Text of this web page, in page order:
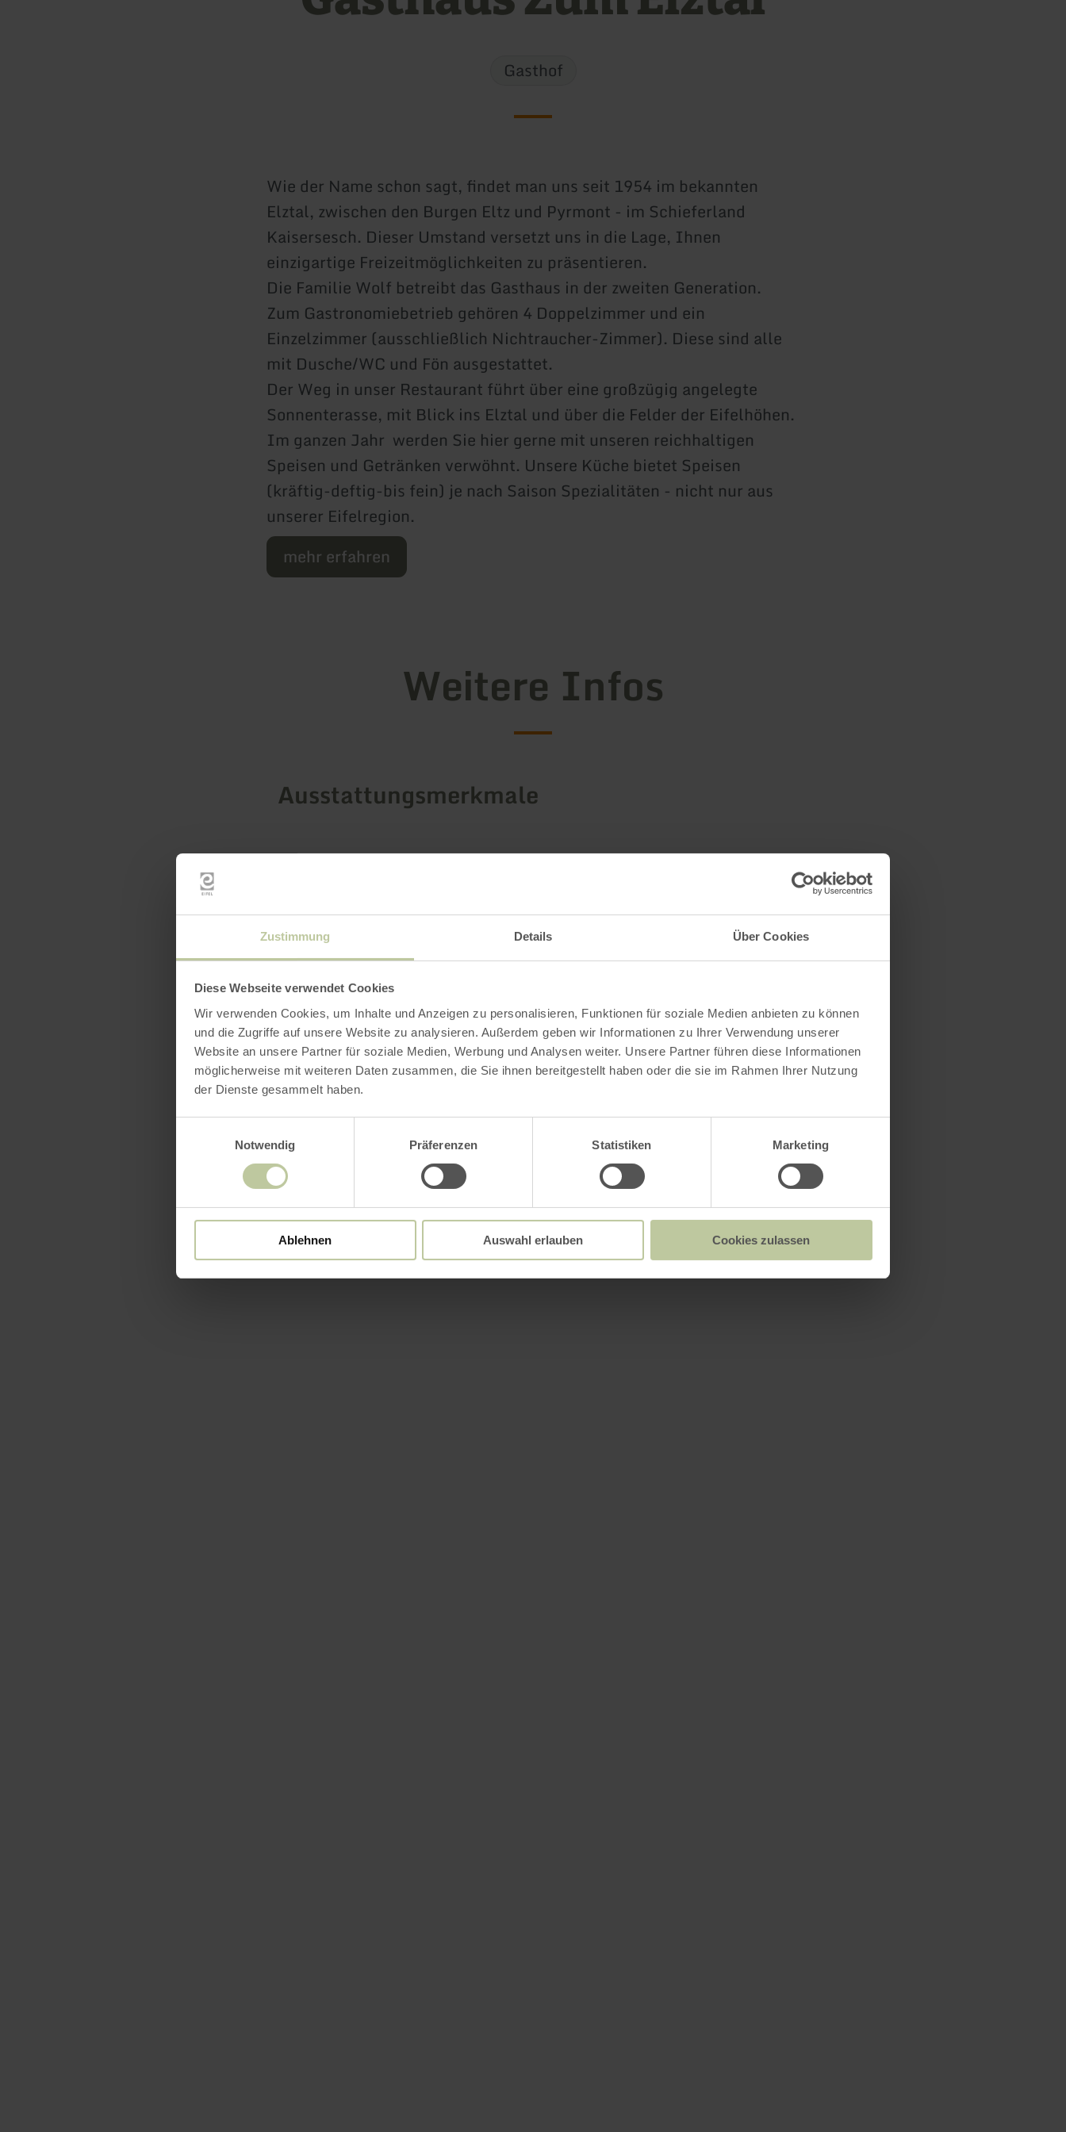
Zustimmung Details Über Cookies
Diese Webseite verwendet Cookies
Wir verwenden Cookies, um Inhalte und Anzeigen zu personalisieren, Funktionen für soziale Medien anbieten zu können
und die Zugriffe auf unsere Website zu analysieren. Außerdem geben wir Informationen zu Ihrer Verwendung unserer
Website an unsere Partner für soziale Medien, Werbung und Analysen weiter. Unsere Partner führen diese Informationen
möglicherweise mit weiteren Daten zusammen, die Sie ihnen bereitgestellt haben oder die sie im Rahmen Ihrer Nutzung
der Dienste gesammelt haben.
Notwendig
Präferenzen Statistiken Marketing
Ablehnen Auswahl erlauben Cookies zulassen
Gasthof
Wie der Name schon sagt, findet man uns seit 1954 im bekannten
Elztal, zwischen den Burgen Eltz und Pyrmont - im Schieferland
Kaisersesch. Dieser Umstand versetzt uns in die Lage, Ihnen
einzigartige Freizeitmöglichkeiten zu präsentieren.
Die Familie Wolf betreibt das Gasthaus in der zweiten Generation.
Zum Gastronomiebetrieb gehören 4 Doppelzimmer und ein
Einzelzimmer (ausschließlich Nichtraucher-Zimmer). Diese sind alle
mit Dusche/WC und Fön ausgestattet.
Der Weg in unser Restaurant führt über eine großzügig angelegte
Sonnenterasse, mit Blick ins Elztal und über die Felder der Eifelhöhen.
Im ganzen Jahr werden Sie hier gerne mit unseren reichhaltigen
Speisen und Getränken verwöhnt. Unsere Küche bietet Speisen
(kräftig-deftig-bis fein) je nach Saison Spezialitäten - nicht nur aus
unserer Eifelregion.
mehr erfahren
Weitere Infos
Ausstattungsmerkmale